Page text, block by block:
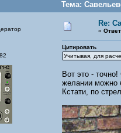
Тема:
Re:
«
Цитировать
Учитывая, для
Вот это -
желании можно
Кстати, по